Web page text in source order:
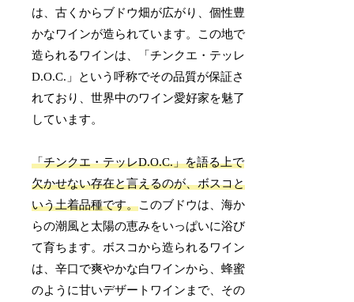
は、古くからブドウ畑が広がり、個性豊
かなワインが造られています。この地で
造られるワインは、「チンクエ・テッレ
D.O.C.」という呼称でその品質が保証さ
れており、世界中のワイン愛好家を魅了
しています。
「チンクエ・テッレD.O.C.」を語る上で
欠かせない存在と言えるのが、ボスコと
いう土着品種です。このブドウは、海か
らの潮風と太陽の恵みをいっぱいに浴び
て育ちます。ボスコから造られるワイン
は、辛口で爽やかな白ワインから、蜂蜜
のように甘いデザートワインまで、その